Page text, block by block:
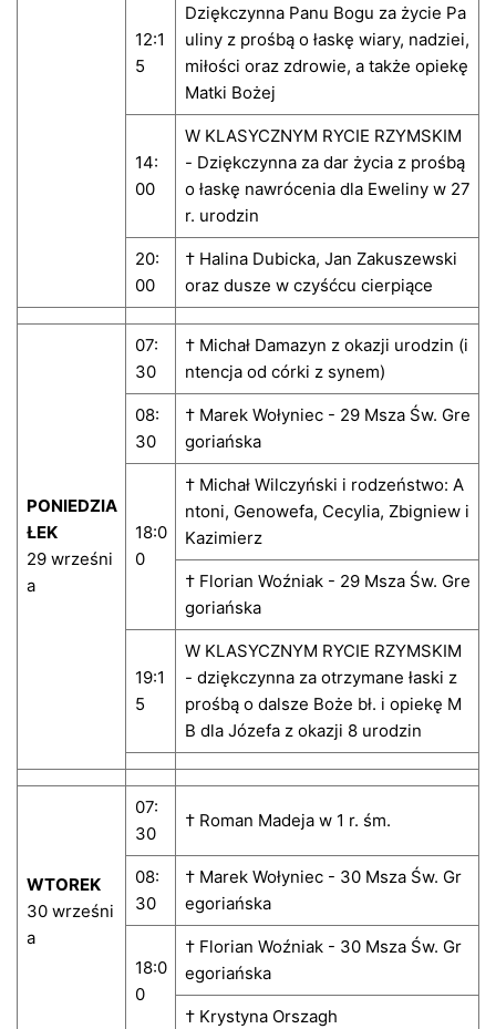
12:1
5
Dziękczynna Panu Bogu za życie Pa
uliny z prośbą o łaskę wiary, nadziei,
miłości oraz zdrowie, a także opiekę
Matki Bożej
14:
00
W KLASYCZNYM RYCIE RZYMSKIM
- Dziękczynna za dar życia z prośbą
o łaskę nawrócenia dla Eweliny w 27
r. urodzin
20:
00
† Halina Dubicka, Jan Zakuszewski
oraz dusze w czyśćcu cierpiące
PONIEDZIA
ŁEK
29 wrześni
a
07:
30
† Michał Damazyn z okazji urodzin (i
ntencja od córki z synem)
08:
30
† Marek Wołyniec - 29 Msza Św. Gre
goriańska
18:0
0
† Michał Wilczyński i rodzeństwo: A
ntoni, Genowefa, Cecylia, Zbigniew i
Kazimierz
† Florian Woźniak - 29 Msza Św. Gre
goriańska
19:1
5
W KLASYCZNYM RYCIE RZYMSKIM
- dziękczynna za otrzymane łaski z
prośbą o dalsze Boże bł. i opiekę M
B dla Józefa z okazji 8 urodzin
WTOREK
30 wrześni
a
07:
30
† Roman Madeja w 1 r. śm.
08:
30
† Marek Wołyniec - 30 Msza Św. Gr
egoriańska
18:0
0
† Florian Woźniak - 30 Msza Św. Gr
egoriańska
† Krystyna Orszagh